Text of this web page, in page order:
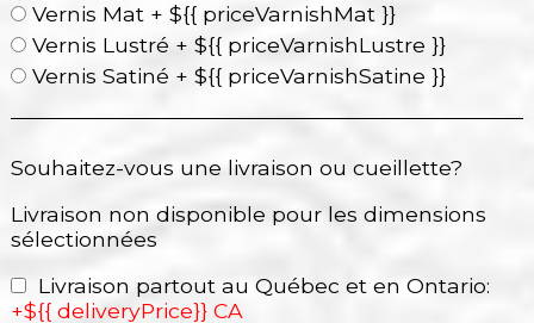
Vernis Mat + ${{ priceVarnishMat }}
Vernis Lustré + ${{ priceVarnishLustre }}
Vernis Satiné + ${{ priceVarnishSatine }}
Souhaitez-vous une livraison ou cueillette?
Livraison non disponible pour les dimensions
sélectionnées
Livraison partout au Québec et en Ontario:
+${{ deliveryPrice}} CA